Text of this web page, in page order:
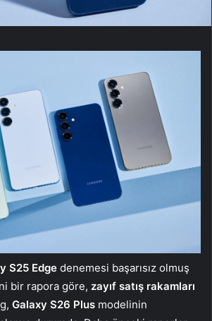
S25 Edge denemesi başarısız olmuş
bir rapora göre, zayıf satış rakamları
Galaxy S26 Plus modelinin